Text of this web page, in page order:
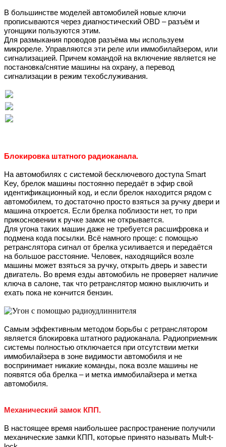
В большинстве моделей автомобилей новые ключи
прописываются через диагностический OBD – разъём и
угонщики пользуются этим.
Для размыкания проводов разъёма мы используем
микрореле. Управляются эти реле или иммобилайзером, или
сигнализацией. Причем командой на включение является не
постановка/снятие машины на охрану, а перевод
сигнализации в режим техобслуживания.
Блокировка штатного радиоканала.
На автомобилях с системой бесключевого доступа Smart
Key, брелок машины постоянно передаёт в эфир свой
идентификационный код, и если брелок находится рядом с
автомобилем, то достаточно просто взяться за ручку двери и
машина откроется. Если брелка поблизости нет, то при
прикосновении к ручке замок не открывается.
Для угона таких машин даже не требуется расшифровка и
подмена кода посылки. Всё намного проще: с помощью
ретранслятора сигнал от брелка усиливается и передаётся
на большое расстояние. Человек, находящийся возле
машины может взяться за ручку, открыть дверь и завести
двигатель. Во время езды автомобиль не проверяет наличие
ключа в салоне, так что ретранслятор можно выключить и
ехать пока не кончится бензин.
Самым эффективным методом борьбы с ретранслятором
является блокировка штатного радиоканала. Радиоприемник
системы полностью отключается при отсутствии метки
иммобилайзера в зоне видимости автомобиля и не
воспринимает никакие команды, пока возле машины не
появятся оба брелка – и метка иммобилайзера и метка
автомобиля.
Механический замок КПП.
В настоящее время наибольшее распространение получили
механические замки КПП, которые принято называть Mult-t-